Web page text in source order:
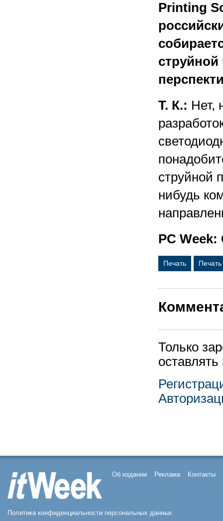
Printing
Т. К.: Нет,
струйной
нибудь
PC Week:
Печать
Только
Об издании Реклама Контакты
Политика конфиденциальности персональных данных